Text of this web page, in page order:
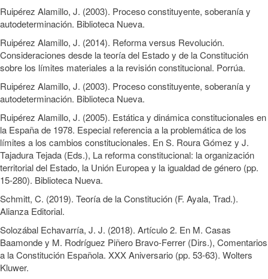
Ruipérez Alamillo, J. (2003). Proceso constituyente, soberanía y
autodeterminación. Biblioteca Nueva.
Ruipérez Alamillo, J. (2014). Reforma versus Revolución.
Consideraciones desde la teoría del Estado y de la Constitución
sobre los límites materiales a la revisión constitucional. Porrúa.
Ruipérez Alamillo, J. (2003). Proceso constituyente, soberanía y
autodeterminación. Biblioteca Nueva.
Ruipérez Alamillo, J. (2005). Estática y dinámica constitucionales en
la España de 1978. Especial referencia a la problemática de los
límites a los cambios constitucionales. En S. Roura Gómez y J.
Tajadura Tejada (Eds.), La reforma constitucional: la organización
territorial del Estado, la Unión Europea y la igualdad de género (pp.
15-280). Biblioteca Nueva.
Schmitt, C. (2019). Teoría de la Constitución (F. Ayala, Trad.).
Alianza Editorial.
Solozábal Echavarría, J. J. (2018). Artículo 2. En M. Casas
Baamonde y M. Rodríguez Piñero Bravo-Ferrer (Dirs.), Comentarios
a la Constitución Española. XXX Aniversario (pp. 53-63). Wolters
Kluwer.